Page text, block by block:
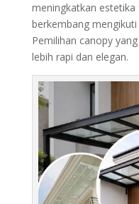
meningkatkan
berkembang
Pemilihan canopy
lebih rapi dan elegan.